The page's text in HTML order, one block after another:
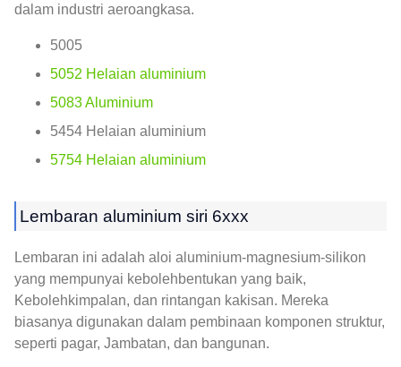
dalam industri aeroangkasa.
5005
5052 Helaian aluminium
5083 Aluminium
5454 Helaian aluminium
5754 Helaian aluminium
Lembaran aluminium siri 6xxx
Lembaran ini adalah aloi aluminium-magnesium-silikon
yang mempunyai kebolehbentukan yang baik,
Kebolehkimpalan, dan rintangan kakisan. Mereka
biasanya digunakan dalam pembinaan komponen struktur,
seperti pagar, Jambatan, dan bangunan.